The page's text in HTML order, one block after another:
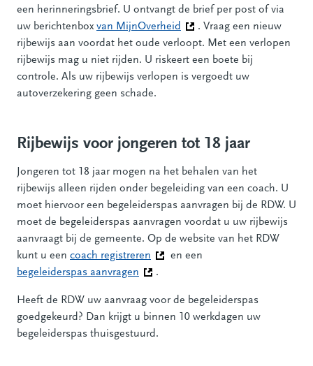
een herinneringsbrief. U ontvangt de brief per post of via
uw berichtenbox van MijnOverheid (Deze link gaat naar een
. Vraag een nieuw
rijbewijs aan voordat het oude verloopt. Met een verlopen
rijbewijs mag u niet rijden. U riskeert een boete bij
controle. Als uw rijbewijs verlopen is vergoedt uw
autoverzekering geen schade.
Rijbewijs voor jongeren tot 18 jaar
Jongeren tot 18 jaar mogen na het behalen van het
rijbewijs alleen rijden onder begeleiding van een coach. U
moet hiervoor een begeleiderspas aanvragen bij de RDW. U
moet de begeleiderspas aanvragen voordat u uw rijbewijs
aanvraagt bij de gemeente. Op de website van het RDW
kunt u een coach registreren (Deze link gaat naar een andere
en een
begeleiderspas aanvragen (Deze link gaat naar een andere
.
Heeft de RDW uw aanvraag voor de begeleiderspas
goedgekeurd? Dan krijgt u binnen 10 werkdagen uw
begeleiderspas thuisgestuurd.